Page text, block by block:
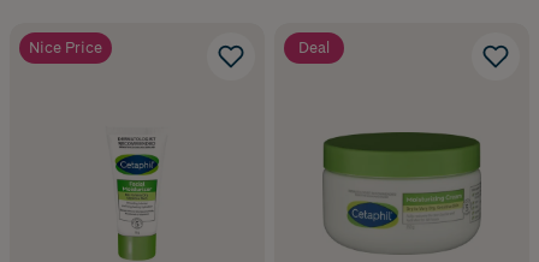
Nice Price Deal